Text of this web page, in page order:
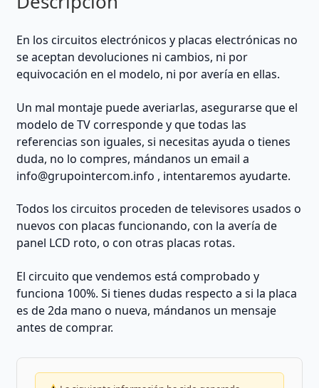
En los circuitos electrónicos y placas electrónicas no
se aceptan devoluciones ni cambios, ni por
equivocación en el modelo, ni por avería en ellas.
Un mal montaje puede averiarlas, asegurarse que el
modelo de TV corresponde y que todas las
referencias son iguales, si necesitas ayuda o tienes
duda, no lo compres, mándanos un email a
info@grupointercom.info , intentaremos ayudarte.
Todos los circuitos proceden de televisores usados o
nuevos con placas funcionando, con la avería de
panel LCD roto, o con otras placas rotas.
El circuito que vendemos está comprobado y
funciona 100%. Si tienes dudas respecto a si la placa
es de 2da mano o nueva, mándanos un mensaje
antes de comprar.